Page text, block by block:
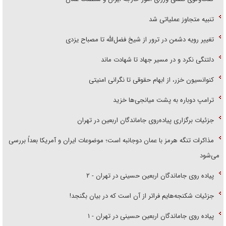
تنبیه متجاوز عملیاتی شد
تغییر رویه دشمن در ترور از شیخ فضل‌الله تا مصباح یزدی
دلتنگی نکرد و در مسیر جهاد تا شهادت ماند
کنوانسیون خزر، از ابهام حقوقی تا نگرانی امنیتی
ترامپ دوباره به پشت میانجی‌ها خزید
جزئیات برگزاری پیاده‌روی جاماندگان اربعین در تهران
مذاکرات تنگه هرمز با عمان دوجانبه است؛ موضوعات ایران و آمریکا بعداً بررسی
می‌شود
پیاده روی جاماندگان اربعین حسینی در تهران - ۲
جزئیات شکنجه‌هایم فراتر از آن است که در بیان بگنجد!
پیاده روی جاماندگان اربعین حسینی در تهران - ۱